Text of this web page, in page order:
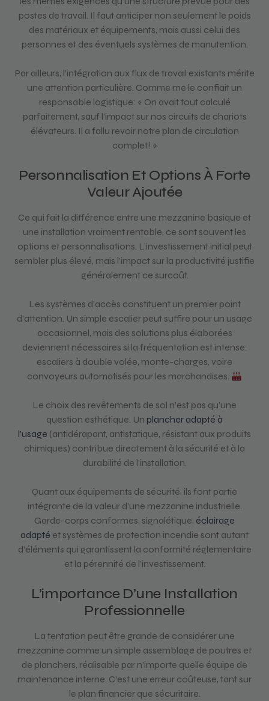
postes de travail. Il faut anticiper non seulement le poids
des matériaux et équipements, mais aussi celui des
personnes et des éventuels systèmes de manutention.
Par ailleurs, l’intégration aux flux de travail existants mérite
une attention particulière. Comme me le confiait un
responsable logistique: « On avait tout calculé
parfaitement, sauf l’impact sur nos circuits de chariots
élévateurs. Il a fallu revoir notre plan de circulation
complet! »
Personnalisation Et Options À Forte
Valeur Ajoutée
Ce qui fait la différence entre une mezzanine basique et
une installation vraiment rentable, ce sont souvent les
options et personnalisations. L’investissement initial peut
sembler plus élevé, mais l’impact sur la productivité justifie
généralement ce surcoût.
Les systèmes d’accès constituent un premier point
d’attention. Un simple escalier peut suffire pour un usage
occasionnel, mais des solutions plus élaborées
deviennent nécessaires si la fréquentation est intense:
escaliers à double volée, monte-charges, voire
convoyeurs automatisés pour les marchandises.
Le choix des revêtements de sol n’est pas qu’une
question esthétique. Un plancher adapté à
l’usage (antidérapant, antistatique, résistant aux produits
chimiques) contribue directement à la sécurité et à la
durabilité de l’installation.
Quant aux équipements de sécurité, ils font partie
intégrante de la valeur d’une mezzanine industrielle.
Garde-corps conformes, signalétique, éclairage
adapté et systèmes de protection incendie sont autant
d’éléments qui garantissent la conformité réglementaire
et la pérennité de l’investissement.
L’importance D’une Installation
Professionnelle
La tentation peut être grande de considérer une
mezzanine comme un simple assemblage de poutres et
de planchers, réalisable par n’importe quelle équipe de
maintenance interne. C’est une erreur coûteuse, tant sur
le plan financier que sécuritaire.